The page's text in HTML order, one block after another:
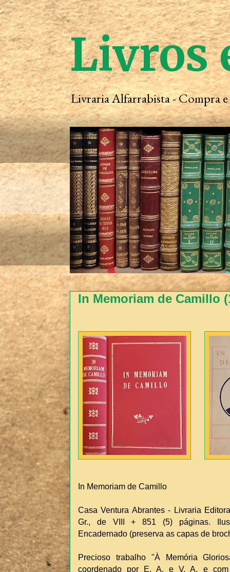
Livros
Livraria Alfarrabista - Compra
In Memoriam de Camillo
In Memoriam de Camillo
Casa Ventura Abrantes - Livraria
Gr., de VIII + 851 (5) páginas.
Encadernado (preserva as capas de
Precioso trabalho "À Memória
coordenado por E. A. e V. A. e com